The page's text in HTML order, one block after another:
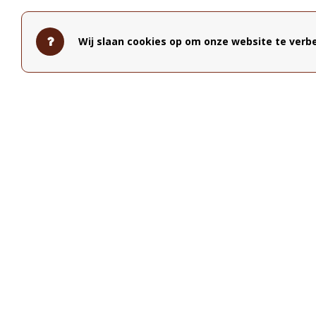
Wij slaan cookies op om onze website te